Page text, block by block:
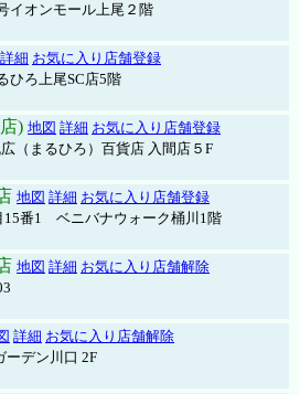
イオンモール上尾２階
詳細 お気に入り店舗登録
ろ上尾SC店5階
) 地図 詳細 お気に入り店舗登録
（まるひろ）百貨店 入間店５F
地図 詳細 お気に入り店舗登録
15番1 ベニバナウォーク桶川1階
地図 詳細 お気に入り店舗解除
詳細 お気に入り店舗解除
ーデン川口 2F